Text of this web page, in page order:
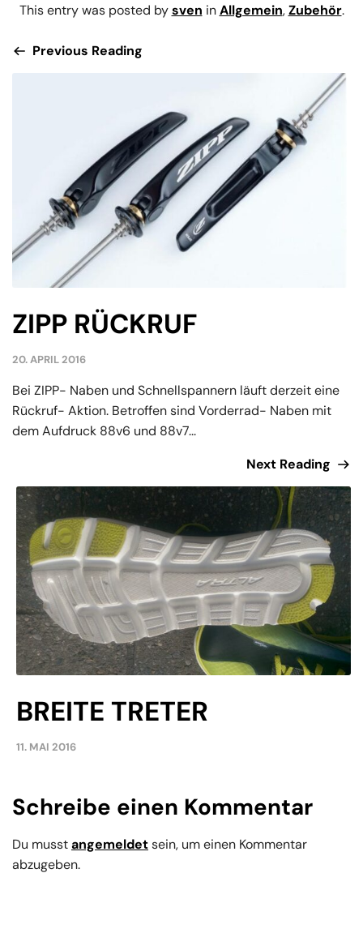
This entry was posted bysven inAllgemein,Zubehör.
Previous Reading
ZIPP RÜCKRUF
20. APRIL 2016
Bei ZIPP- Naben und Schnellspannern läuft derzeit eine
Rückruf- Aktion. Betroffen sind Vorderrad- Naben mit
dem Aufdruck 88v6 und 88v7...
Next Reading
BREITE TRETER
11. MAI 2016
Schreibe einen Kommentar
Du musstangemeldetsein, um einen Kommentar
abzugeben.